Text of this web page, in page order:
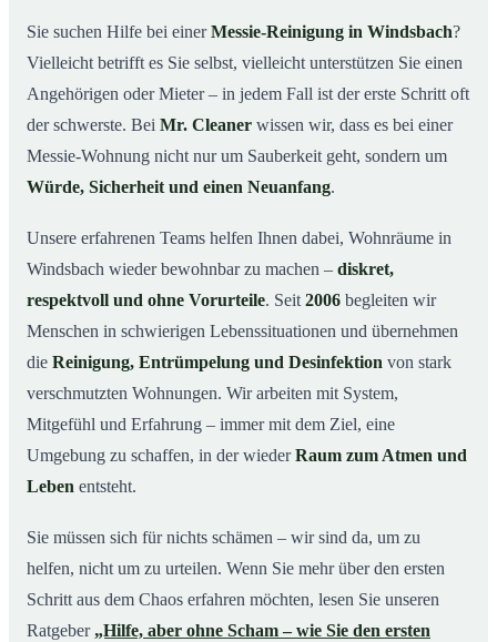
04Ablauf einer Messie-Reinigung
05Ihre Vorteile mit Mr. Cleaner in Windsbach
06Messie-Hilfe in Windsbach & Umgebung
Jetzt kostenlose Beratung zur Messie-Reinigung in
Windsbach
Sie suchen Hilfe bei einerMessie-Reinigung in Windsbach?
Vielleicht betrifft es Sie selbst, vielleicht unterstützen Sie einen
Angehörigen oder Mieter – in jedem Fall ist der erste Schritt oft
der schwerste. Bei Mr. Cleaner wissen wir, dass es bei einer
Messie-Wohnung nicht nur um Sauberkeit geht, sondern um
Würde, Sicherheit und einen Neuanfang.
Unsere erfahrenen Teams helfen Ihnen dabei, Wohnräume in
Windsbach wieder bewohnbar zu machen – diskret,
respektvoll und ohne Vorurteile. Seit 2006 begleiten wir
Menschen in schwierigen Lebenssituationen und übernehmen
die Reinigung, Entrümpelung und Desinfektion von stark
verschmutzten Wohnungen. Wir arbeiten mit System,
Mitgefühl und Erfahrung – immer mit dem Ziel, eine
Umgebung zu schaffen, in der wiederRaum zum Atmen und
Leben entsteht.
Sie müssen sich für nichts schämen – wir sind da, um zu
helfen, nicht um zu urteilen. Wenn Sie mehr über den ersten
Schritt aus dem Chaos erfahren möchten, lesen Sie unseren
Ratgeber „Hilfe, aber ohne Scham – wie Sie den ersten